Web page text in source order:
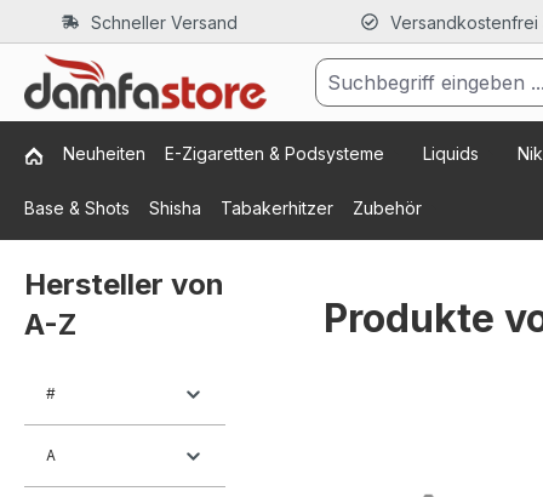
Hauptinhalt springen
Zur Suche springen
Zur Hauptnavigation springen
Schneller Versand
Neuheiten E-Zigaretten & Podsysteme Liquids
Base & Shots Shisha Tabakerhitzer Zubehör
Hersteller von
A-Z
#
A
Produkte